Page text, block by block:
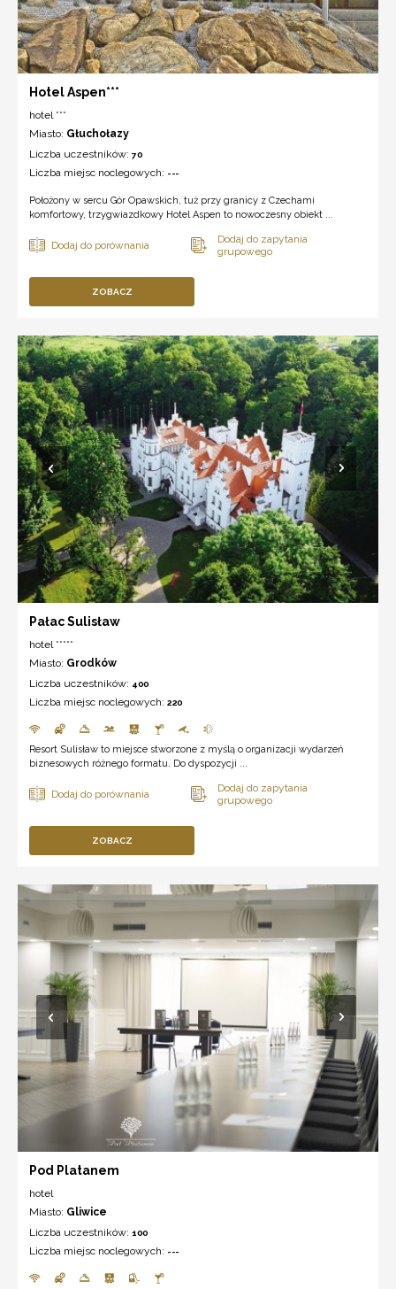
Hotel Aspen***
hotel ***
Miasto: Głuchołazy
Liczba uczestników: 70
Liczba miejsc noclegowych: ---
Położony w sercu Gór Opawskich, tuż przy granicy z Czechami
komfortowy, trzygwiazdkowy Hotel Aspen to nowoczesny obiekt ...
ZOBACZ
Pałac Sulisław
hotel *****
Miasto: Grodków
Liczba uczestników: 400
Liczba miejsc noclegowych: 220
Resort Sulisław to miejsce stworzone z myślą o organizacji wydarzeń
biznesowych różnego formatu. Do dyspozycji ...
ZOBACZ
Pod Platanem
hotel
Miasto: Gliwice
Liczba uczestników: 100
Liczba miejsc noclegowych: ---